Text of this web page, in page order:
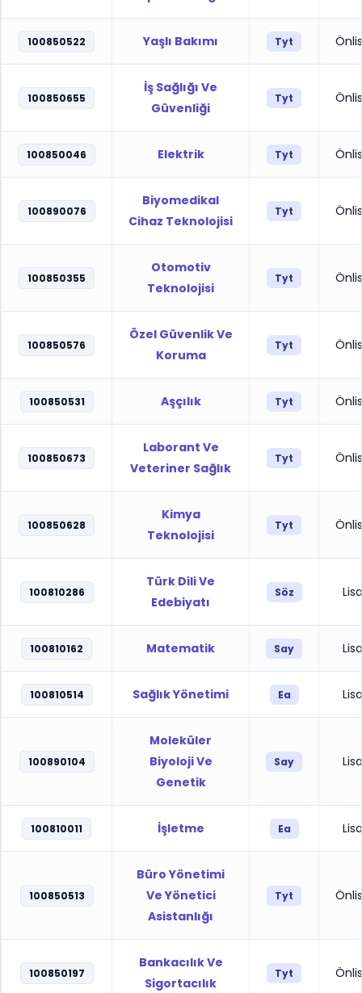
100850522 Yaşlı Bakımı Tyt
100850655
İş Sağlığı Ve
Güvenliği
Tyt
100850046 Elektrik Tyt
100890076
Biyomedikal
Cihaz Teknolojisi
Tyt
100850355
Otomotiv
Teknolojisi
Tyt
100850576
Özel Güvenlik Ve
Koruma
Tyt
100850531 Aşçılık Tyt
100850673
Laborant Ve
Veteriner Sağlık
Tyt
100850628
Kimya
Teknolojisi
Tyt
100810286
Türk Dili Ve
Edebiyatı
Söz
100810162 Matematik Say
100810514 Sağlık Yönetimi Ea
100890104
Moleküler
Biyoloji Ve
Genetik
Say
100810011 İşletme Ea
100850513
Büro Yönetimi
Ve Yönetici
Asistanlığı
Tyt
100850197
Bankacılık Ve
Sigortacılık
Tyt